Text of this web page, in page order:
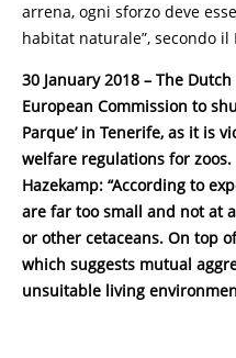
arrena, ogni sforzo deve
habitat naturale”, secondo
30 January 2018 – The
European Commission to
Parque’ in Tenerife, as it is
welfare regulations for
Hazekamp: “According to
are far too small and not at
or other cetaceans. On top
which suggests mutual
unsuitable living